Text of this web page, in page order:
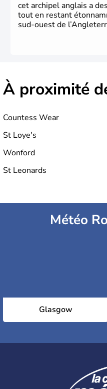
cet archipel anglais a
tout en restant
sud-ouest de
À proximité
Countess Wear
St Loye's
Wonford
St Leonards
Météo
Glasgow